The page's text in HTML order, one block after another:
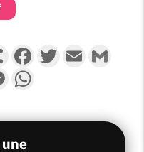
PartagerFacebookTwitterEmail
Messenger
une